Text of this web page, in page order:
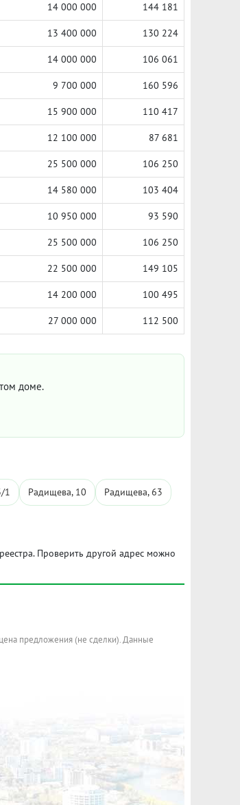
14 000 000 144 181
13 400 000 130 224
14 000 000 106 061
9 700 000 160 596
15 900 000 110 417
12 100 000 87 681
25 500 000 106 250
14 580 000 103 404
10 950 000 93 590
25 500 000 106 250
22 500 000 149 105
14 200 000 100 495
27 000 000 112 500
доме.
1 Радищева, 10 Радищева, 63
Проверить другой адрес можно
предложения (не сделки). Данные